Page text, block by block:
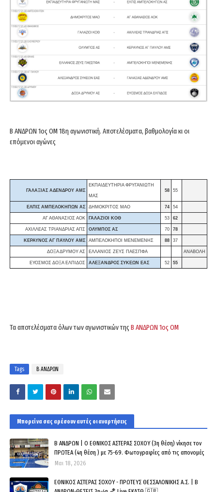
Β ΑΝΔΡΩΝ 1ος ΟΜ 18η αγωνιστική. Αποτελέσματα, βαθμολογία κι οι
επόμενοι αγώνες
ΓΑΛΑΞΙΑΣ ΑΔΕΝΔΡΟΥ ΑΜΣ
ΕΚΠΑΙΔΕΥΤΗΡΙΑ ΦΡΥΓΑΝΙΩΤΗ
ΜΑΣ
58 55
ΕΛΠΙΣ ΑΜΠΕΛΟΚΗΠΩΝ ΑΣ ΔΗΜΟΚΡΙΤΟΣ ΜΑΟ 74 54
ΑΓ ΑΘΑΝΑΣΙΟΣ ΑΟΚ ΓΑΛΑΖΙΟΙ ΚΟΘ 53 62
ΑΧΙΛΛΕΑΣ ΤΡΙΑΝΔΡΙΑΣ ΑΠΣ ΟΛΥΜΠΟΣ ΑΣ 70 78
ΚΕΡΑΥΝΟΣ ΑΓ ΠΑΥΛΟΥ ΑΜΣ ΑΜΠΕΛΟΚΗΠΟΙ ΜΕΝΕΜΕΝΗΣ 88 37
ΔΟΞΑ ΔΡΥΜΟΥ ΑΣ ΕΛΛΑΝΙΟΣ ΖΕΥΣ ΠΑΕΣΠΦΑ ΑΝΑΒΟΛΗ
ΕΥΟΣΜΟΣ ΔΟΞΑ ΕΛΠΙΔΟΣ ΑΛΕΞΑΝΔΡΟΣ ΣΥΚΕΩΝ ΕΑΣ 52 55
Τα αποτελέσματα όλων των αγωνιστικών της Β ΑΝΔΡΩΝ 1ος ΟΜ
Tags Β ΑΝΔΡΩΝ
Μπορεί να σας αρέσουν αυτές οι αναρτήσεις
Β ΑΝΔΡΩΝ | Ο ΕΘΝΙΚΟΣ ΑΣΤΕΡΑΣ ΣΟΧΟΥ (3η θέση) νίκησε τον
ΠΡΩΤΕΑ (4η θέση ) με 75-69. Φωτογραφίες από τις απονομές
Μαι 18, 2026
ΕΘΝΙΚΟΣ ΑΣΤΕΡΑΣ ΣΟΧΟΥ - ΠΡΩΤΕΥΣ ΘΕΣΣΑΛΟΝΙΚΗΣ Α.Σ. | Β